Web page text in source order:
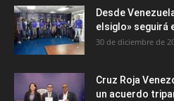
Desde
elsiglo» seguirá
30 de diciembre de
Cruz Roja
un acuerdo